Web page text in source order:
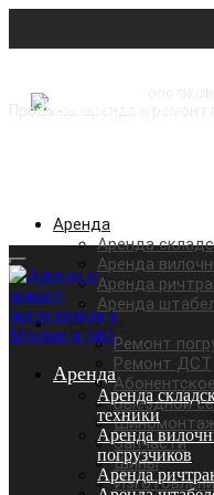
Продажа, аренда и ремонт
Аренда
Аренда
Аренда
Аренда
Аренда
Ремонт
Ремонт
Ремонт ДСТ
Выездной
Запчасти
Шины
Аренда
Аренда
техники
Аренда
погрузчиков
Аренда